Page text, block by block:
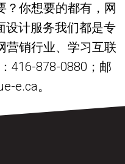
？你想要的都有，网
设计服务我们都是专
营销行业、学习互联
416-878-0880；邮
e.ca。